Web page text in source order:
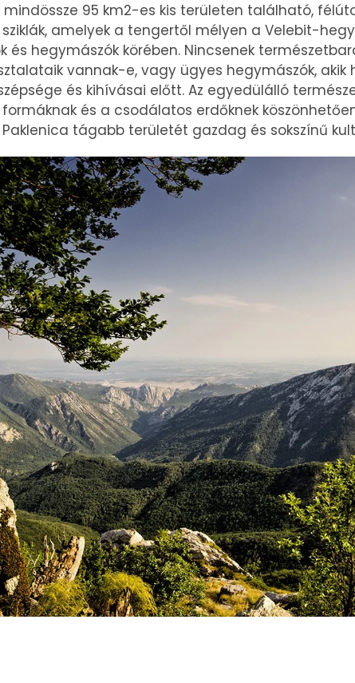
mindössze 95 km2-es kis területen található,
amelyek a tengertől mélyen a Velebit-
és hegymászók körében. Nincsenek
vannak-e, vagy ügyes hegymászók, akik
és kihívásai előtt. Az egyedülálló
és a csodálatos erdőknek
tágabb területét gazdag és sokszínű